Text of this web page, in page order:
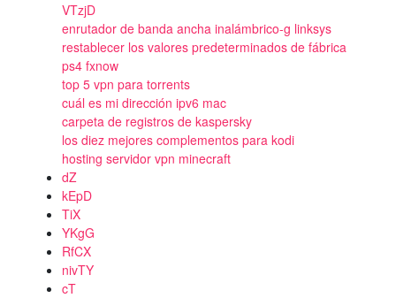
VTzjD
enrutador de banda ancha inalámbrico-g linksys
restablecer los valores predeterminados de fábrica
ps4 fxnow
top 5 vpn para torrents
cuál es mi dirección ipv6 mac
carpeta de registros de kaspersky
los diez mejores complementos para kodi
hosting servidor vpn minecraft
dZ
kEpD
TiX
YKgG
RfCX
nivTY
cT